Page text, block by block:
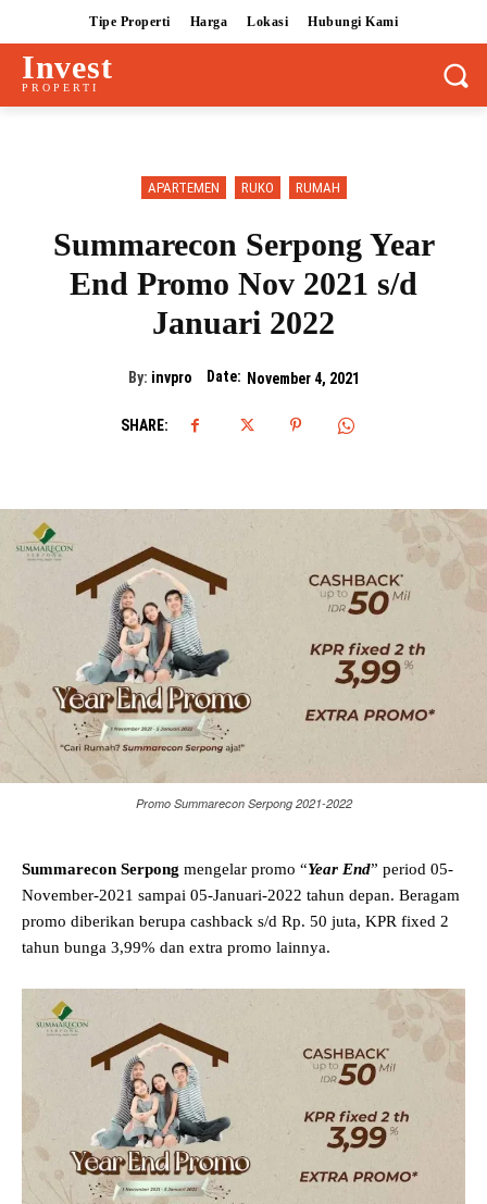
Tipe Properti Harga Lokasi Hubungi Kami
Invest
PROPERTI
APARTEMEN RUKO RUMAH
Summarecon Serpong Year
End Promo Nov 2021 s/d
Januari 2022
By: invpro Date: November 4, 2021
SHARE:
Promo Summarecon Serpong 2021-2022
Summarecon Serpong mengelar promo “Year End” period 05-
November-2021 sampai 05-Januari-2022 tahun depan. Beragam
promo diberikan berupa cashback s/d Rp. 50 juta, KPR fixed 2
tahun bunga 3,99% dan extra promo lainnya.